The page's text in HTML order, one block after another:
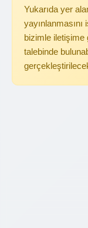
Yukarıda yer
bizimle iletişime
talebinde